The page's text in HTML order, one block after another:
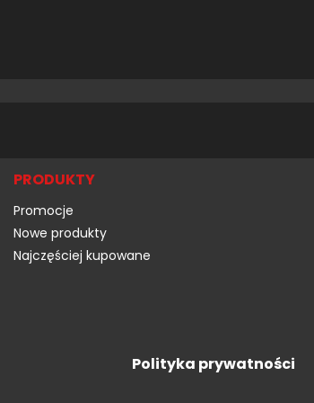
PRODUKTY
Promocje
Nowe produkty
Najczęściej kupowane
Polityka prywatności